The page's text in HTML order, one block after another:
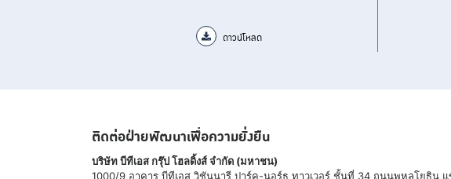
ดาวน์โหลด
ติดต่อฝ่ายพัฒนาเพื่อความยั่งยืน
บริษัท บีทีเอส กรุ๊ป โฮลดิ้งส์ จำกัด (มหาชน)
1000/9 อาคาร บีทีเอส วิชันนารี ปาร์ค-นอร์ธ ทาวเวอร์ ชั้นที่ 34 ถนนพหลโยธิน